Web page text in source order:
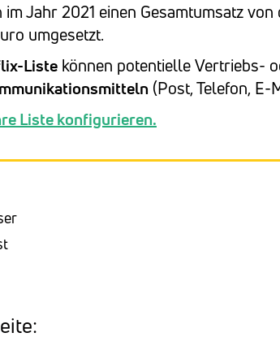
Jahr 2021 einen Gesamtumsatz von
umgesetzt.
Liste können potentielle Vertriebs-
(Post, Telefon,
Liste konfigurieren.